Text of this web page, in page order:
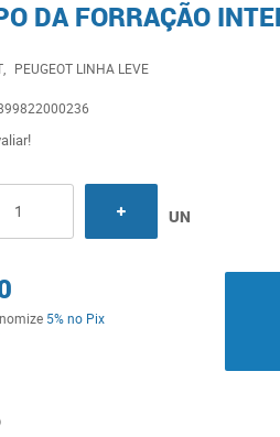
DA FORRAÇÃO
PEUGEOT LINHA LEVE
UN
5% no Pix